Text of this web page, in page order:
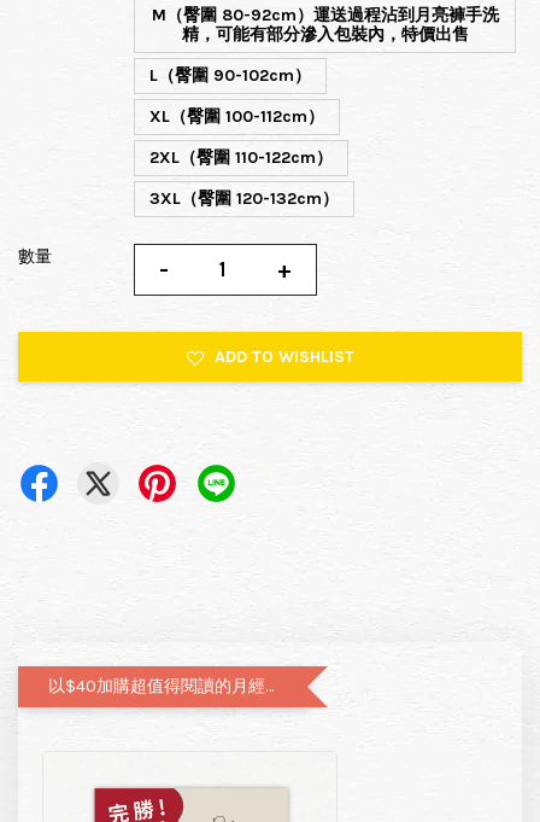
M（臀圍 80-92cm）運送過程沾到月亮褲手洗
精，可能有部分滲入包裝內，特價出售
L（臀圍 90-102cm）
XL（臀圍 100-112cm）
2XL（臀圍 110-122cm）
3XL（臀圍 120-132cm）
數量 - +
ADD TO WISHLIST
以$40加購超值得閱讀的月經圖文書—小月飼養日記